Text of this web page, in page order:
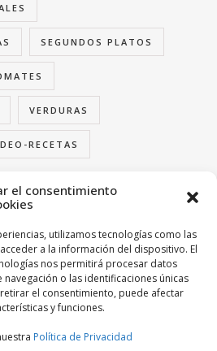
el consentimiento
utilizamos tecnologías como las
a la información del dispositivo. El
nos permitirá procesar datos
o las identificaciones únicas
el consentimiento, puede afectar
y funciones.
Política de Privacidad
SEGUNDOS PLATOS
VERDURAS
RECETAS
US
FAVORITIVA